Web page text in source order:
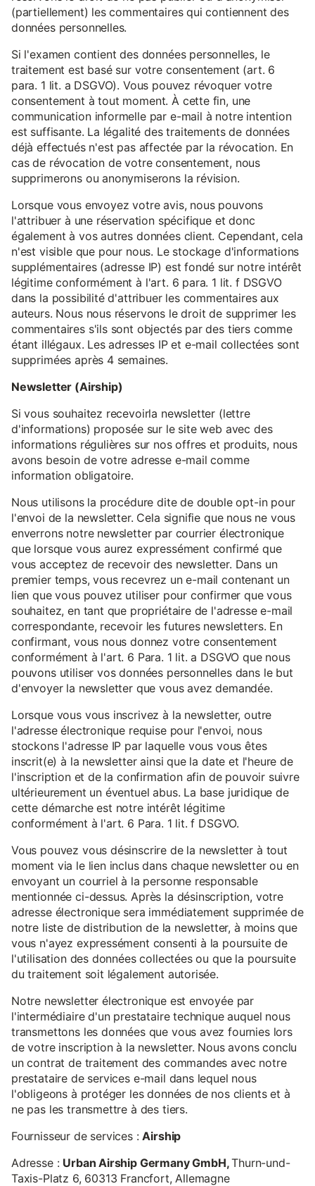
(partiellement) les commentaires qui contiennent des
données personnelles.
Si l'examen contient des données personnelles, le
traitement est basé sur votre consentement (art. 6
para. 1 lit. a DSGVO). Vous pouvez révoquer votre
consentement à tout moment. À cette fin, une
communication informelle par e-mail à notre intention
est suffisante. La légalité des traitements de données
déjà effectués n'est pas affectée par la révocation. En
cas de révocation de votre consentement, nous
supprimerons ou anonymiserons la révision.
Lorsque vous envoyez votre avis, nous pouvons
l'attribuer à une réservation spécifique et donc
également à vos autres données client. Cependant, cela
n'est visible que pour nous. Le stockage d'informations
supplémentaires (adresse IP) est fondé sur notre intérêt
légitime conformément à l'art. 6 para. 1 lit. f DSGVO
dans la possibilité d'attribuer les commentaires aux
auteurs. Nous nous réservons le droit de supprimer les
commentaires s'ils sont objectés par des tiers comme
étant illégaux. Les adresses IP et e-mail collectées sont
supprimées après 4 semaines.
Newsletter (Airship)
Si vous souhaitez recevoirla newsletter (lettre
d'informations) proposée sur le site web avec des
informations régulières sur nos offres et produits, nous
avons besoin de votre adresse e-mail comme
information obligatoire.
Nous utilisons la procédure dite de double opt-in pour
l'envoi de la newsletter. Cela signifie que nous ne vous
enverrons notre newsletter par courrier électronique
que lorsque vous aurez expressément confirmé que
vous acceptez de recevoir des newsletter. Dans un
premier temps, vous recevrez un e-mail contenant un
lien que vous pouvez utiliser pour confirmer que vous
souhaitez, en tant que propriétaire de l'adresse e-mail
correspondante, recevoir les futures newsletters. En
confirmant, vous nous donnez votre consentement
conformément à l'art. 6 Para. 1 lit. a DSGVO que nous
pouvons utiliser vos données personnelles dans le but
d'envoyer la newsletter que vous avez demandée.
Lorsque vous vous inscrivez à la newsletter, outre
l'adresse électronique requise pour l'envoi, nous
stockons l'adresse IP par laquelle vous vous êtes
inscrit(e) à la newsletter ainsi que la date et l'heure de
l'inscription et de la confirmation afin de pouvoir suivre
ultérieurement un éventuel abus. La base juridique de
cette démarche est notre intérêt légitime
conformément à l'art. 6 Para. 1 lit. f DSGVO.
Vous pouvez vous désinscrire de la newsletter à tout
moment via le lien inclus dans chaque newsletter ou en
envoyant un courriel à la personne responsable
mentionnée ci-dessus. Après la désinscription, votre
adresse électronique sera immédiatement supprimée de
notre liste de distribution de la newsletter, à moins que
vous n'ayez expressément consenti à la poursuite de
l'utilisation des données collectées ou que la poursuite
du traitement soit légalement autorisée.
Notre newsletter électronique est envoyée par
l'intermédiaire d'un prestataire technique auquel nous
transmettons les données que vous avez fournies lors
de votre inscription à la newsletter. Nous avons conclu
un contrat de traitement des commandes avec notre
prestataire de services e-mail dans lequel nous
l'obligeons à protéger les données de nos clients et à
ne pas les transmettre à des tiers.
Fournisseur de services :Airship
Adresse : Urban Airship Germany GmbH,Thurn-und-
Taxis-Platz 6, 60313 Francfort, Allemagne